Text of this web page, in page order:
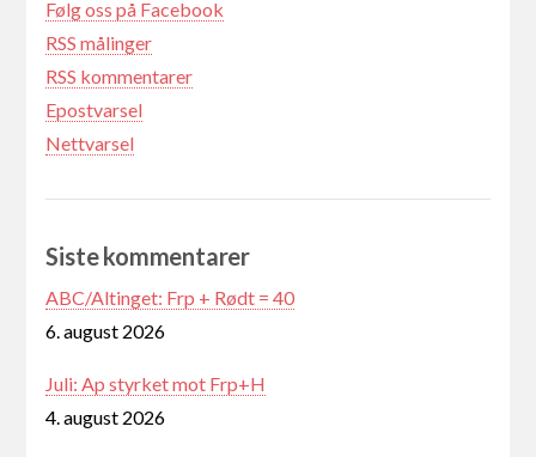
Følg oss på Facebook
RSS målinger
RSS kommentarer
Epostvarsel
Nettvarsel
Siste kommentarer
ABC/Altinget: Frp + Rødt = 40
6. august 2026
Juli: Ap styrket mot Frp+H
4. august 2026